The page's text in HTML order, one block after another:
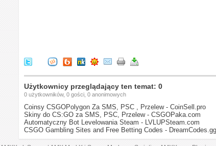
Użytkownicy przeglądający ten temat: 0
0 użytkowników, 0 gości, 0 anonimowych
Coinsy CSGOPolygon Za SMS, PSC , Przelew - CoinSell.pro
Skiny do CS:GO za SMS, PSC, Przelew - CSGOPaka.com
Automatyczny Bot Levelowania Steam - LVLUPSteam.com
CSGO Gambling Sites and Free Betting Codes - DreamCodes.gg